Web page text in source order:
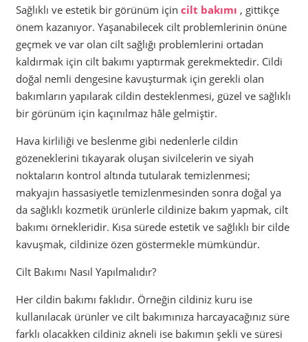
Sağlıklı ve estetik bir görünüm için cilt bakımı , gittikçe
önem kazanıyor. Yaşanabilecek cilt problemlerinin önüne
geçmek ve var olan cilt sağlığı problemlerini ortadan
kaldırmak için cilt bakımı yaptırmak gerekmektedir. Cildi
doğal nemli dengesine kavuşturmak için gerekli olan
bakımların yapılarak cildin desteklenmesi, güzel ve sağlıklı
bir görünüm için kaçınılmaz hâle gelmiştir.
Hava kirliliği ve beslenme gibi nedenlerle cildin
gözeneklerini tıkayarak oluşan sivilcelerin ve siyah
noktaların kontrol altında tutularak temizlenmesi;
makyajın hassasiyetle temizlenmesinden sonra doğal ya
da sağlıklı kozmetik ürünlerle cildinize bakım yapmak, cilt
bakımı örnekleridir. Kısa sürede estetik ve sağlıklı bir cilde
kavuşmak, cildinize özen göstermekle mümkündür.
Cilt Bakımı Nasıl Yapılmalıdır?
Her cildin bakımı faklıdır. Örneğin cildiniz kuru ise
kullanılacak ürünler ve cilt bakımınıza harcayacağınız süre
farklı olacakken cildiniz akneli ise bakımın şekli ve süresi